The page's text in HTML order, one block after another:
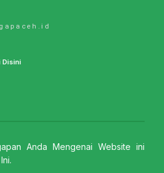
Disini
Anda Mengenai Website ini